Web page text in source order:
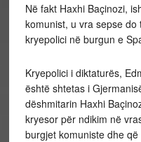
Në fakt Haxhi Baçinozi,
komunist, u vra sepse
kryepolici në burgun e
Kryepolici i diktaturës,
është shtetas i
dëshmitarin Haxhi
kryesor për ndikim në
burgjet komuniste dhe